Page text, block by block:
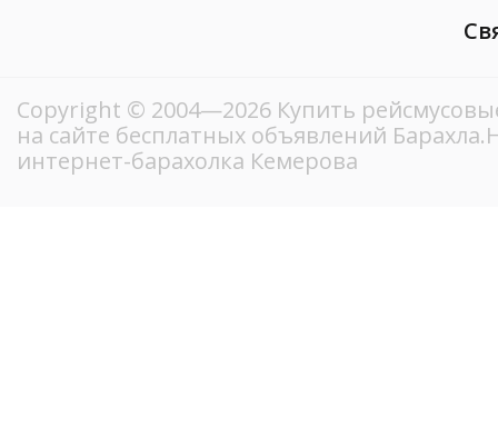
Copyright © 2004—2026 Купить
на сайте бесплатных объявлений
интернет-барахолка Кемерова